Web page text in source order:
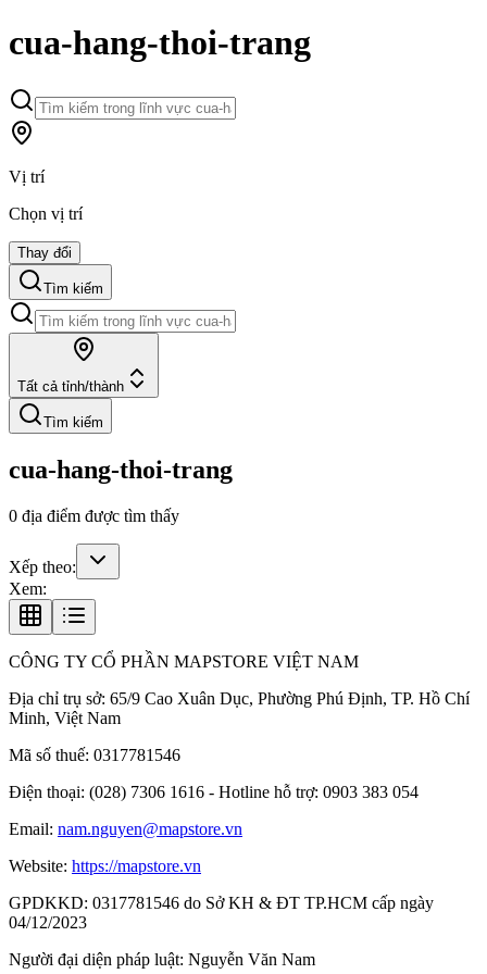
cua-hang-thoi-trang
Vị trí
Chọn vị trí
Thay đổi
Tìm kiếm
Tất cả tỉnh/thành
Tìm kiếm
cua-hang-thoi-trang
0 địa điểm được tìm thấy
Xếp theo:
Xem:
CÔNG TY CỔ PHẦN MAPSTORE VIỆT NAM
Địa chỉ trụ sở: 65/9 Cao Xuân Dục, Phường Phú Định, TP. Hồ Chí
Minh, Việt Nam
Mã số thuế: 0317781546
Điện thoại: (028) 7306 1616 - Hotline hỗ trợ: 0903 383 054
Email: nam.nguyen@mapstore.vn
Website: https://mapstore.vn
GPDKKD: 0317781546 do Sở KH & ĐT TP.HCM cấp ngày
04/12/2023
Người đại diện pháp luật: Nguyễn Văn Nam